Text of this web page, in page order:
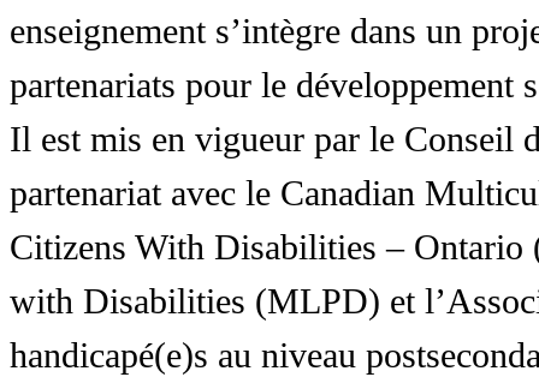
enseignement s’intègre dans un
partenariats pour le développement
Il est mis en vigueur par le Conseil
partenariat avec le Canadian
Citizens With Disabilities – Ontario
with Disabilities (MLPD) et
handicapé(e)s au niveau